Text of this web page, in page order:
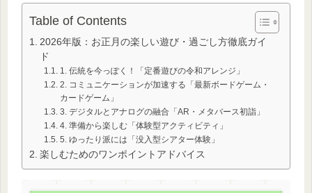
Table of Contents
2026年版：お正月の楽しい遊び・過ごし方徹底ガイ
ド
1. 伝統を今っぽく！「定番遊びの令和アレンジ」
2. コミュニケーションが加速する「最新ボードゲーム・
カードゲーム」
3. デジタルとアナログの融合「AR・メタバース初詣」
4. 準備から楽しむ「体験型アクティビティ」
5. ゆったり派には「没入型シアター体験」
楽しむためのワンポイントアドバイス